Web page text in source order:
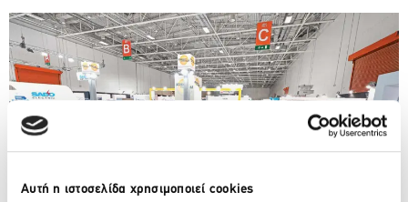
Αυτή η ιστοσελίδα χρησιμοποιεί cookies